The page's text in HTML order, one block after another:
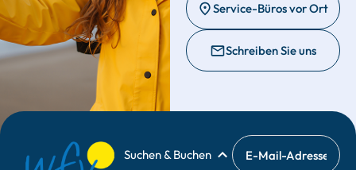
Service-Büros vor Ort
Schreiben Sie uns
Suchen & Buchen